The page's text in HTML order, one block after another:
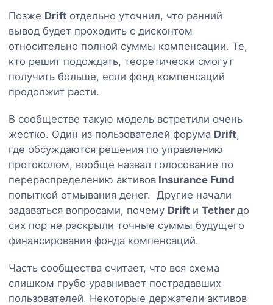
Позже Drift отдельно уточнил, что ранний
вывод будет проходить с дисконтом
относительно полной суммы компенсации. Те,
кто решит подождать, теоретически смогут
получить больше, если фонд компенсаций
продолжит расти.
В сообществе такую модель встретили очень
жёстко. Один из пользователей форума Drift,
где обсуждаются решения по управлению
протоколом, вообще назвал голосование по
перераспределению активов Insurance Fund
попыткой отмывания денег. Другие начали
задаваться вопросами, почему Drift и Tether до
сих пор не раскрыли точные суммы будущего
финансирования фонда компенсаций.
Часть сообщества считает, что вся схема
слишком грубо уравнивает пострадавших
пользователей. Некоторые держатели активов